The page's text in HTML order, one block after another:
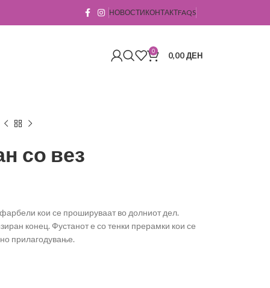
НОВОСТИКОНТАКТFAQS
0 0,00ДЕН
со вез
кои се прошируваат во долниот дел.
конец. Фустанот е со тенки прерамки кои се
прилагодување.